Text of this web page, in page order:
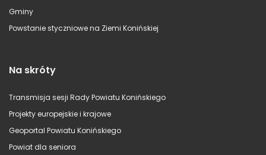
Gminy
Powstanie styczniowe na Ziemi Konińskiej
Na skróty
Transmisja sesji Rady Powiatu Konińskiego
Projekty europejskie i krajowe
Geoportal Powiatu Konińskiego
Powiat dla seniora